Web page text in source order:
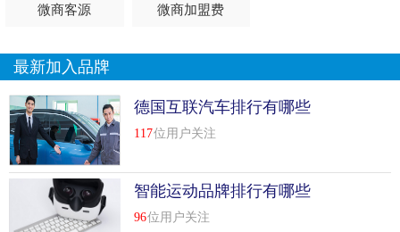
工程，为市场打开新气象，为行业提供新动力，为同行树立
型的农业城市
问 intimus是什么牌子碎纸机
intimus是碎纸机的一个小品牌。
“英名仕intimus”是著名的碎纸机品牌，由德国马氏体国际有限
公司旗下，是一家致力于机密销毁、印后设备和废物处理的
专业公司。公司总部设在德国马克多夫。在7个不同国家设有
微商客源 微商加盟费
最新加入品牌
德国互联汽车排行有哪些
117位用户关注
智能运动品牌排行有哪些
96位用户关注